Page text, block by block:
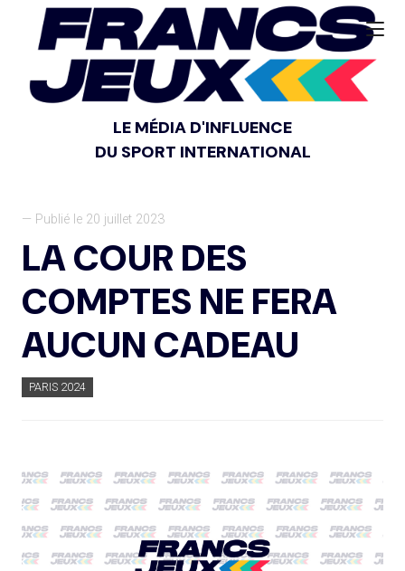
LE MÉDIA D'INFLUENCE
DU SPORT INTERNATIONAL
— Publié le 20 juillet 2023
LA COUR DES
COMPTES NE FERA
AUCUN CADEAU
PARIS 2024